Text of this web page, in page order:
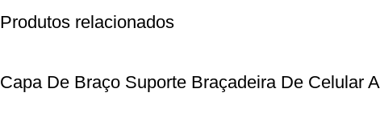
Produtos relacionados
Capa De Braço Suporte Braçadeira De Celular